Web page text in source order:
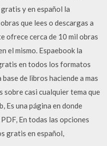
y en español la
que lees o descargas a
ofrece cerca de 10 mil obras
el mismo. Espaebook la
en todos los formatos
de libros haciende a mas
casi cualquier tema que
Es una página en donde
En todas las opciones
gratis en español,